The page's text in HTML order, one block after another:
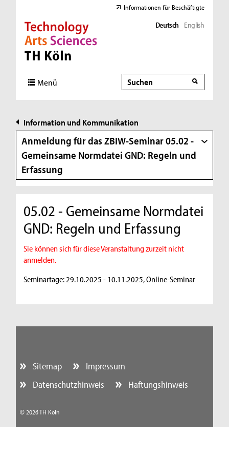
Direkt zur Hauptnavigation
Direkt zur Subnavigation
Direkt zum Inhalt
Direkt zum Fußbereich
Informationen für Beschäftigte
Deutsch English
Menü Suche
Suche
Information und Kommunikation
Anmeldung für das ZBIW-Seminar 05.02 -
Gemeinsame Normdatei GND: Regeln und
Erfassung
05.02 - Gemeinsame Normdatei
GND: Regeln und Erfassung
Sie können sich für diese Veranstaltung zurzeit nicht
anmelden.
Seminartage: 29.10.2025 - 10.11.2025, Online-Seminar
Sitemap
Impressum
Datenschutzhinweis
Haftungshinweis
© 2026 TH Köln